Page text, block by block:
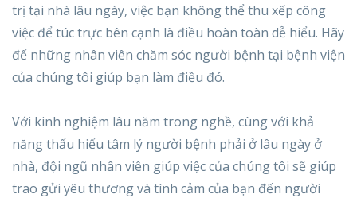
trị tại nhà lâu ngày, việc bạn không thể thu xếp công
việc để túc trực bên cạnh là điều hoàn toàn dễ hiểu. Hãy
để những nhân viên chăm sóc người bệnh tại bệnh viện
của chúng tôi giúp bạn làm điều đó.
Với kinh nghiệm lâu năm trong nghề, cùng với khả
năng thấu hiểu tâm lý người bệnh phải ở lâu ngày ở
nhà, đội ngũ nhân viên giúp việc của chúng tôi sẽ giúp
trao gửi yêu thương và tình cảm của bạn đến người